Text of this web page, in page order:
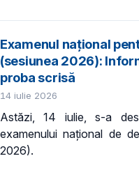
Examenul național
(sesiunea 2026):
proba scrisă
14 iulie 2026
Astăzi, 14 iulie, s-a
examenului național de
2026).